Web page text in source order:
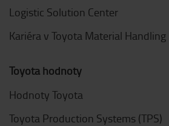
Logistic Solution Center
Kariéra v Toyota Material Handling
Toyota hodnoty
Hodnoty Toyota
Toyota Production Systems (TPS)